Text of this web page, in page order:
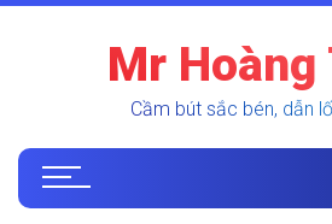
Mr Hoàng
Cầm bút sắc bén, dẫn